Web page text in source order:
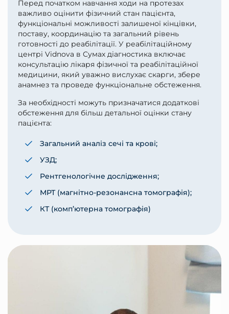
Перед початком навчання ходи на протезах
важливо оцінити фізичний стан пацієнта,
функціональні можливості залишеної кінцівки,
поставу, координацію та загальний рівень
готовності до реабілітації. У реабілітаційному
центрі Vidnova в Сумах діагностика включає
консультацію лікаря фізичної та реабілітаційної
медицини, який уважно вислухає скарги, збере
анамнез та проведе функціональне обстеження.
За необхідності можуть призначатися додаткові
обстеження для більш детальної оцінки стану
пацієнта:
Загальний аналіз сечі та крові;
УЗД;
Рентгенологічне дослідження;
МРТ (магнітно-резонансна томографія);
КТ (комп’ютерна томографія)